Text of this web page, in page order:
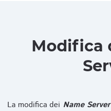
Modifica
La modifica dei Name Server